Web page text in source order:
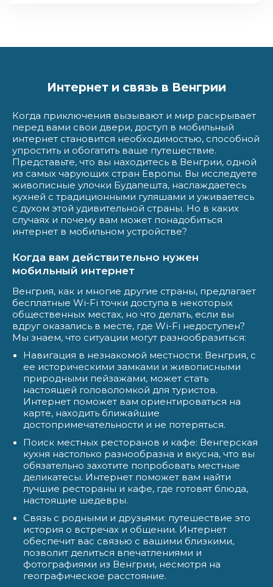
Интернет и связь в Венгрии
Когда приключения вызывают и мир раскрывает
перед вами свои двери, доступ в мобильный
интернет становится необходимостью, способной
упростить и обогатить ваше путешествие.
Представьте, что вы находитесь в Венгрии, одной
из самых чарующих стран Европы. Вы исследуете
живописные улочки Будапешта, наслаждаетесь
кухней с традиционными гуляшами и уживаетесь
с духом этой удивительной страны. Но в каких
случаях и почему вам может понадобиться
интернет в мобильном устройстве?
Когда вам действительно нужен
мобильный интернет
Венгрия, как и многие другие страны, предлагает
бесплатные Wi-Fi точки доступа в некоторых
общественных местах, но что делать, если вы
вдруг оказались в месте, где Wi-Fi недоступен?
Мы знаем, что ситуации могут разнообразиться:
Навигация в незнакомой местности: Венгрия, с
ее историческими замками и живописными
природными пейзажами, может стать
настоящей головоломкой для туристов.
Интернет поможет вам ориентироваться на
карте, находить ближайшие
достопримечательности и не потеряться.
Поиск местных ресторанов и кафе: Венгерская
кухня настолько разнообразна и вкусна, что вы
обязательно захотите попробовать местные
деликатесы. Интернет поможет вам найти
лучшие рестораны и кафе, где готовят блюда,
настоящие шедевры.
Связь с родными и друзьями: путешествие это
история о встречах и общении. Интернет
обеспечит вас связью с вашими близкими,
позволит делиться впечатлениями и
фотографиями из Венгрии, несмотря на
географическое расстояние.